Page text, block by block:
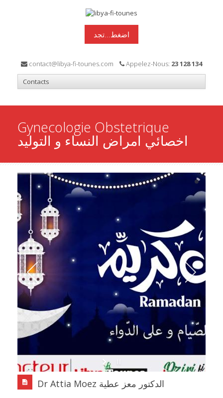
اضغط...تجد
contact@libya-fi-tounes.com Appelez-Nous: 23 128 134
Gynecologie Obstetrique
اخصائي امراض النساء و التوليد
Dr Attia Moez الدكتور معز عطية